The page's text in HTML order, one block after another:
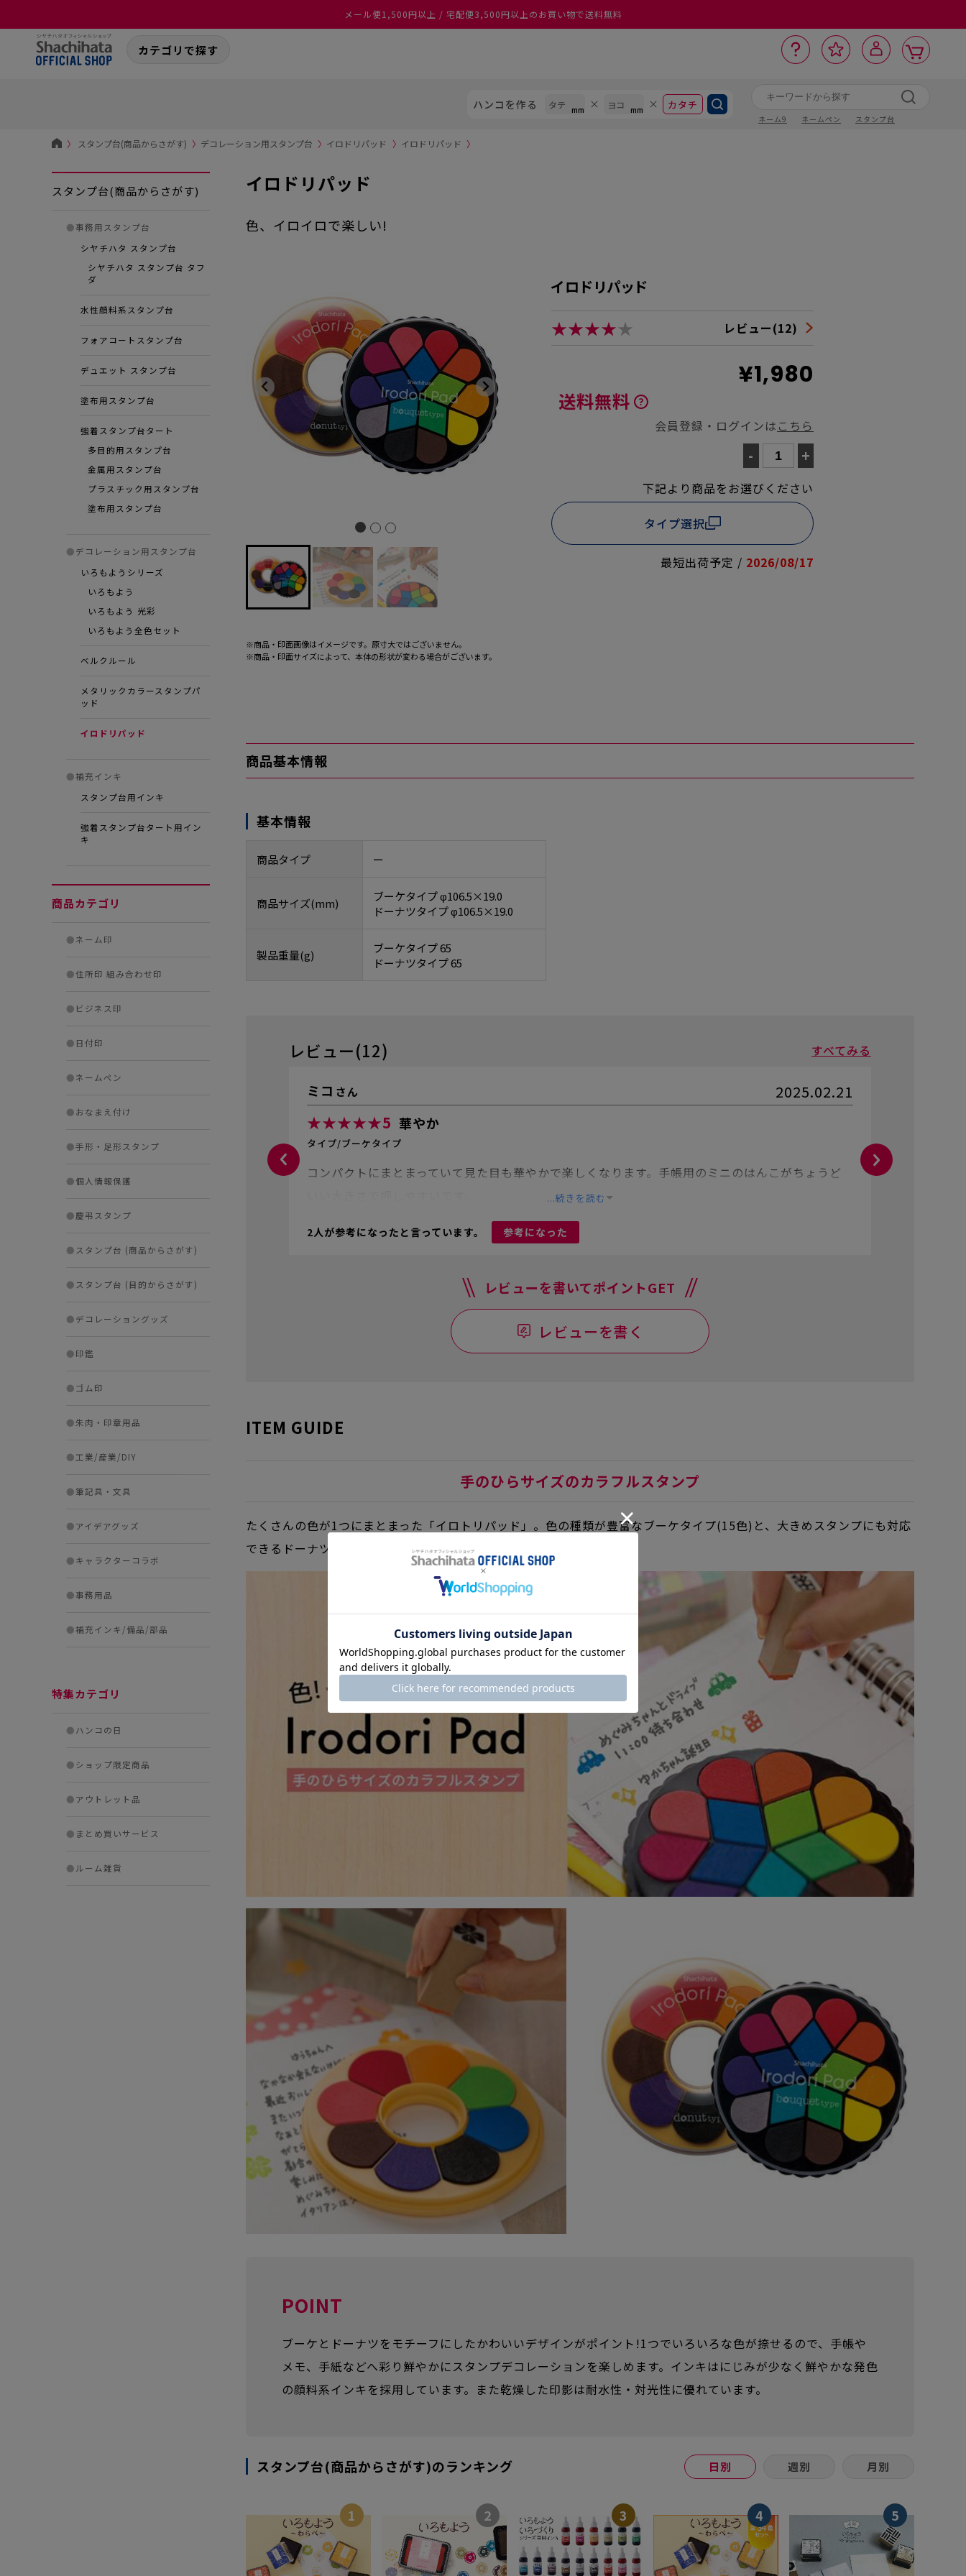
メール便1,500円以上 / 宅配便3,500円以上のお買い物で送料無料
カテゴリで探す
ハンコを作る カタチ
ネーム9 ネームペン スタンプ台
サ
ポ
ト
ー お
気
に
入
り
ロ
グ
イ
ン ト
ー
〉 スタンプ台(商品からさがす) 〉 デコレーション用スタンプ台 〉 イロドリパッド 〉 イロドリパッド 〉
スタンプ台(商品からさがす)
●事務用スタンプ台
シヤチハタ スタンプ台
シヤチハタ スタンプ台 タフ
ダ
水性顔料系スタンプ台
フォアコートスタンプ台
デュエット スタンプ台
塗布用スタンプ台
強着スタンプ台タート
多目的用スタンプ台
金属用スタンプ台
プラスチック用スタンプ台
塗布用スタンプ台
●デコレーション用スタンプ台
いろもようシリーズ
いろもよう
いろもよう 光彩
いろもよう全色セット
ベルクルール
メタリックカラースタンプパ
ッド
イロドリパッド
●補充インキ
スタンプ台用インキ
強着スタンプ台タート用イン
キ
商品カテゴリ
●ネーム印
●住所印 組み合わせ印
● ビジネス印
● 日付印
●ネームペン
●おなまえ付け
●手形・足形スタンプ
●個人情報保護
●慶弔スタンプ
● スタンプ台 (商品からさがす)
● スタンプ台 (目的からさがす)
●デコレーショングッズ
●印鑑
●ゴム印
●朱肉・印章用品
●工業/産業/DIY
●筆記具・文具
●アイデアグッズ
●キャラクターコラボ
●事務用品
●補充インキ/備品/部品
特集カテゴリ
●ハンコの日
●ショップ限定商品
●アウトレット品
● まとめ買いサービス
● ルーム雑貨
イロドリパッド
色、イロイロで楽しい!
※商品・印面画像はイメージです。原寸大ではございません。
※商品・印面サイズによって、本体の形状が変わる場合がございます。
イロドリパッド
★★★★★ レビュー(12)
¥1,980
送料無料
会員登録・ログインは こちら
- +
下記より商品をお選びください
タイプ選択
最短出荷予定 / 2026/08/17
商品基本情報
基本情報
商品タイプ ー
商品サイズ(mm)
ブーケタイプ φ106.5×19.0
ドーナツタイプ φ106.5×19.0
製品重量(g)
ブーケタイプ 65
ドーナツタイプ 65
レビュー(12) すべてみる
ミコ さん
2025.02.21
★★★★★5 華やか
タイプ/ブーケタイプ
コンパクトにまとまっていて見た目も華やかで楽しくなります。手帳用のミニのはんこがちょうど
...続きを読む
2人が参考になったと言っています。 参考になった
レビューを書いてポイントGET
レビューを書く
ITEM GUIDE
手のひらサイズのカラフルスタンプ
たくさんの色が1つにまとまった「イロトリパッド」。色の種類が豊富なブーケタイプ(15色)と、大きめスタンプにも対応
できるドーナツタイプ(8色)の2種類。
POINT
ブーケとドーナツをモチーフにしたかわいいデザインがポイント!1つでいろいろな色が捺せるので、手帳や
メモ、手紙などへ彩り鮮やかにスタンプデコレーションを楽しめます。インキはにじみが少なく鮮やかな発色
の顔料系インキを採用しています。また乾燥した印影は耐水性・対光性に優れています。
スタンプ台(商品からさがす)のランキング 日別 週別 月別
1 2 3 4 5